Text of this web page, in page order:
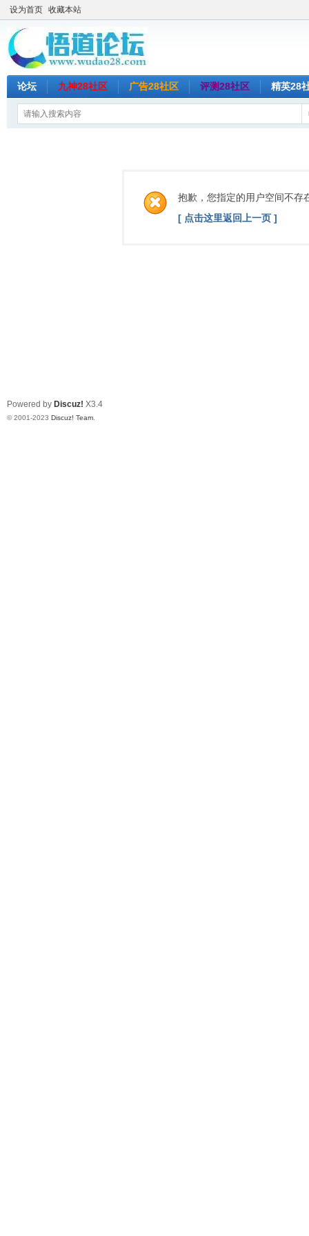
设为首页 收藏本站
论坛 九神28社区 广告28社区 评测28社区 精英28
抱歉，您指定的用户空间不存
[ 点击这里返回上一页 ]
Powered by Discuz! X3.4
© 2001-2023 Discuz! Team